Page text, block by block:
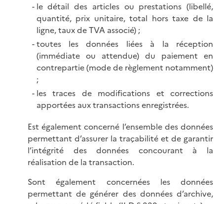
le détail des articles ou prestations (libellé,
quantité, prix unitaire, total hors taxe de la
ligne, taux de TVA associé) ;
toutes les données liées à la réception
(immédiate ou attendue) du paiement en
contrepartie (mode de règlement notamment)
;
les traces de modifications et corrections
apportées aux transactions enregistrées.
Est également concerné l’ensemble des données
permettant d’assurer la traçabilité et de garantir
l’intégrité des données concourant à la
réalisation de la transaction.
Sont également concernées les données
permettant de générer des données d’archive,